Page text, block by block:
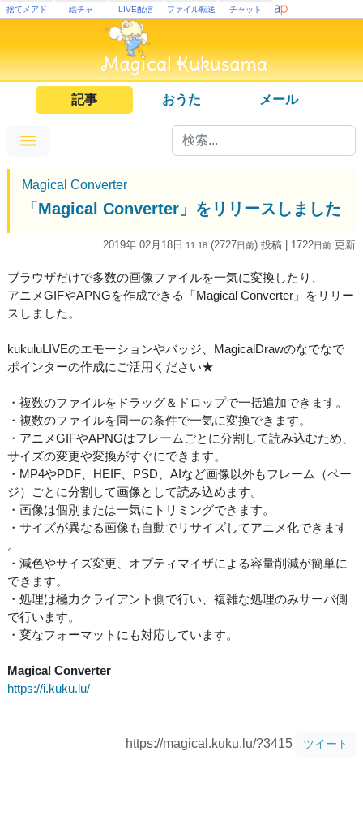
捨てメアド 絵チャ LIVE配信 ファイル転送 チャット
記事 おうた メール
Magical Converter
「Magical Converter」をリリースしました
2019年 02月18日 11:18 (2727日前) 投稿 | 1722日前 更新
ブラウザだけで多数の画像ファイルを一気に変換したり、
アニメGIFやAPNGを作成できる「Magical Converter」をリリー
スしました。
kukuluLIVEのエモーションやバッジ、MagicalDrawのなでなで
ポインターの作成にご活用ください★
・複数のファイルをドラッグ＆ドロップで一括追加できます。
・複数のファイルを同一の条件で一気に変換できます。
・アニメGIFやAPNGはフレームごとに分割して読み込むため、
サイズの変更や変換がすぐにできます。
・MP4やPDF、HEIF、PSD、AIなど画像以外もフレーム（ペー
ジ）ごとに分割して画像として読み込めます。
・画像は個別または一気にトリミングできます。
・サイズが異なる画像も自動でリサイズしてアニメ化できます
。
・減色やサイズ変更、オプティマイザによる容量削減が簡単に
できます。
・処理は極力クライアント側で行い、複雑な処理のみサーバ側
で行います。
・変なフォーマットにも対応しています。
Magical Converter
https://i.kuku.lu/
https://magical.kuku.lu/?3415 ツイート